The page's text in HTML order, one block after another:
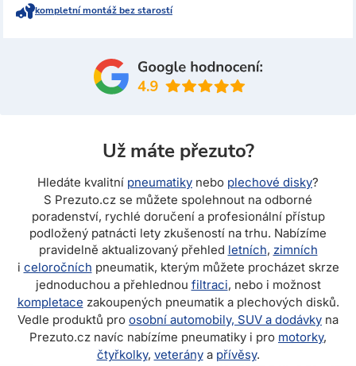
kompletní montáž bez starostí
Už máte přezuto?
Hledáte kvalitní pneumatiky nebo plechové disky?
S Prezuto.cz se můžete spolehnout na odborné
poradenství, rychlé doručení a profesionální přístup
podložený patnácti lety zkušeností na trhu. Nabízíme
pravidelně aktualizovaný přehled letních, zimních
i celoročních pneumatik, kterým můžete procházet skrze
jednoduchou a přehlednou filtraci, nebo i možnost
kompletace zakoupených pneumatik a plechových disků.
Vedle produktů pro osobní automobily, SUV a dodávky na
Prezuto.cz navíc nabízíme pneumatiky i pro motorky,
čtyřkolky, veteránya přívěsy.